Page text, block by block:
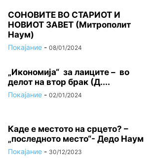
СОНОВИТЕ ВО СТАРИОТ И
НОВИОТ ЗАВЕТ (Митрополит
Наум)
Покајание - 08/01/2024
„Икономија“ за лаиците – во
делот на втор брак (Д....
Покајание - 02/01/2024
Каде е местото на срцето? –
„последното место“- Дедо Наум
Покајание - 30/12/2023